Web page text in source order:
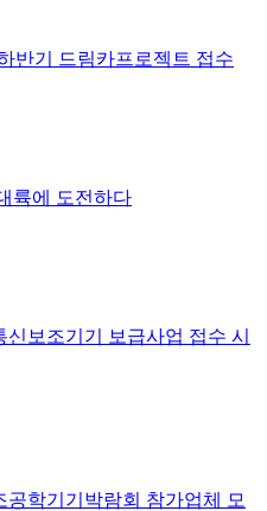
반기 드림카프로젝트 접수
륙에 도전하다
보조기기 보급사업 접수 시
공학기기박람회 참가업체 모